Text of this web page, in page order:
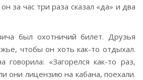
за час три раза сказал «да» и два
был охотничий билет. Друзья
чтобы он хоть как-то отдыхал.
говорила: «Загорелся как-то раз,
они лицензию на кабана, поехали.